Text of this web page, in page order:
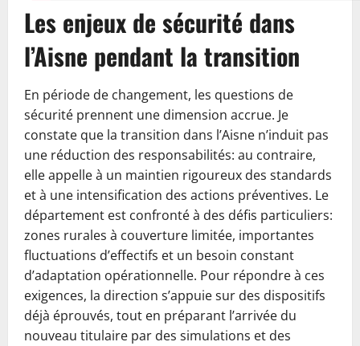
Les enjeux de sécurité dans
l’Aisne pendant la transition
En période de changement, les questions de
sécurité prennent une dimension accrue. Je
constate que la transition dans l’Aisne n’induit pas
une réduction des responsabilités: au contraire,
elle appelle à un maintien rigoureux des standards
et à une intensification des actions préventives. Le
département est confronté à des défis particuliers:
zones rurales à couverture limitée, importantes
fluctuations d’effectifs et un besoin constant
d’adaptation opérationnelle. Pour répondre à ces
exigences, la direction s’appuie sur des dispositifs
déjà éprouvés, tout en préparant l’arrivée du
nouveau titulaire par des simulations et des